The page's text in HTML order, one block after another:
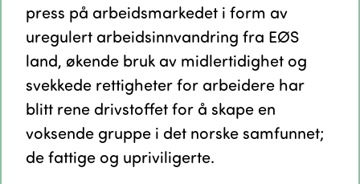
press på arbeidsmarkedet i form av
uregulert arbeidsinnvandring fra EØS
land, økende bruk av midlertidighet og
svekkede rettigheter for arbeidere har
blitt rene drivstoffet for å skape en
voksende gruppe i det norske samfunnet;
de fattige og upriviligerte.